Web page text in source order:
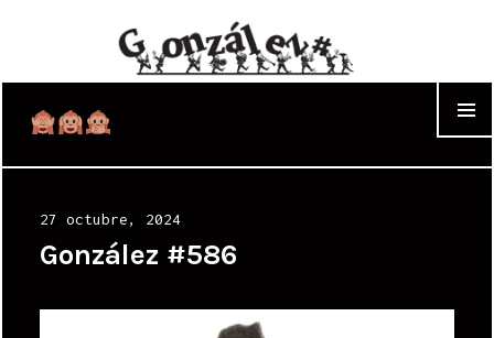
Posted
on
27 octubre, 2024
González #586